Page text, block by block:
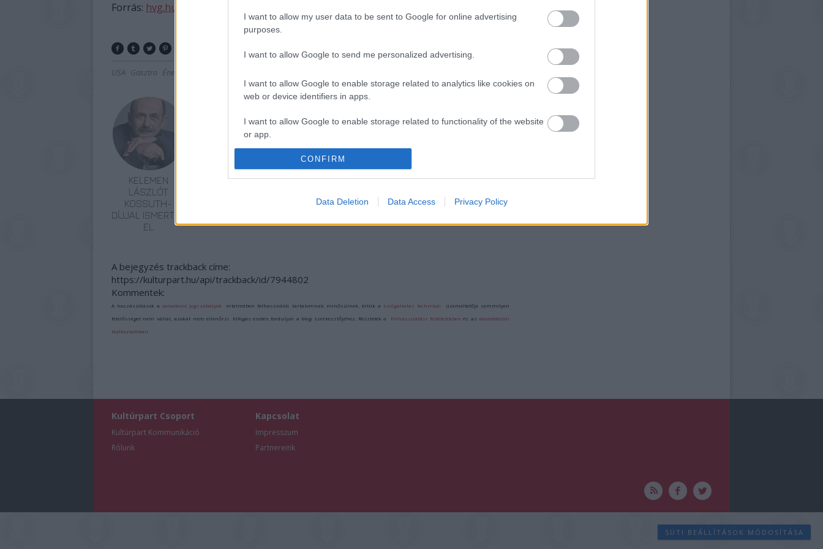
I want to allow my user data to be sent to Google for online advertising
purposes.
I want to allow Google to send me personalized advertising.
I want to allow Google to enable storage related to analytics like cookies on
web or device identifiers in apps.
I want to allow Google to enable storage related to functionality of the website
or app.
I want to allow Google to enable storage related to personalization.
authentication functionality and fraud prevention, and other user protection.
CONFIRM
Data Deletion Data Access Privacy Policy
Forrás: hvg.hu
USA Gasztro Énekes
KELEMEN
LÁSZLÓT
KOSSUTH-
DÍJJAL ISMERTÉK
EL
ERDÉLYI
A bejegyzés trackback címe:
https://kulturpart.hu/api/trackback/id/7944802
Kommentek:
A hozzászólások avonatkozó jogszabályok értelmében felhasználói tartalomnak minősülnek, értük a szolgáltatás technikai üzemeltetője semmilyen
felelősséget nem vállal, azokat nem ellenőrzi. Kifogás esetén forduljon a blog szerkesztőjéhez. Részletek a Felhasználási feltételekben és azadatvédelmi
tájékoztatóban
Kultúrpart Csoport
Kultúrpart Kommunikáció
Rólunk
Kapcsolat
Impresszum
Partnereink
SÜTI BEÁLLÍTÁSOK MÓDOSÍTÁSA